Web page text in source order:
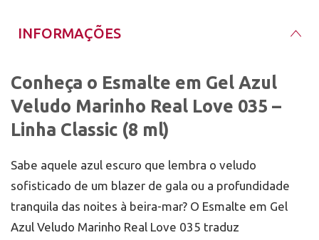
solução soak-off ou broca extra fina (faixa amarela
ou vermelha) em velocidade controlada.
Leve o Azul Veludo Marinho para
Sua Coleção – Compre Agora!
Real Love 035 e transforme cada unha em sinônimo
de elegância profunda. Motoboy em até 2 h para
Porto Alegre e região; envios para todo o Brasil via
transportadora. Visite nossa loja física perto do
Barra Shopping e descubra milhares de géis
profissionais desde 2011. Mix da Jo: expertise que
INFORMAÇÕES
Conheça o Esmalte em Gel Azul
Veludo Marinho Real Love 035 –
Linha Classic (8 ml)
Sabe aquele azul escuro que lembra o veludo
sofisticado de um blazer de gala ou a profundidade
tranquila das noites à beira-mar? O Esmalte em Gel
Azul Veludo Marinho Real Love 035 traduz